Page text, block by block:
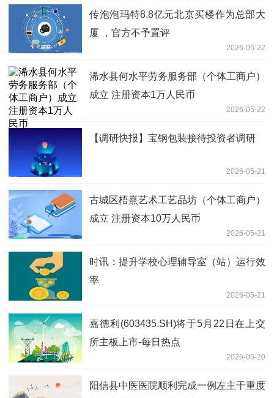
传泡泡玛特8.8亿元北京买楼作为总部大
厦 ，官方不予置评
2026-05-22
浠水县何水平劳务服务部（个体工商户）
成立 注册资本1万人民币
2026-05-22
【调研快报】宝钢包装接待投资者调研
2026-05-21
古城区梧熹艺术工艺品坊（个体工商户）
成立 注册资本10万人民币
2026-05-21
时讯：提升学校心理辅导室（站）运行效
率
2026-05-21
嘉德利(603435.SH)将于5月22日在上交
所主板上市-每日热点
2026-05-20
阳信县中医医院顺利完成一例左主干重度